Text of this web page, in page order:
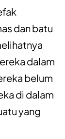
dan batu
dalam
belum
di dalam
yang